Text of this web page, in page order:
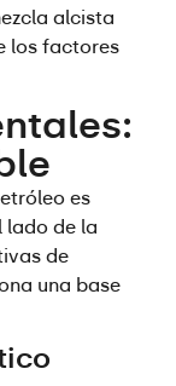
alcista
los factores
es
lado de la
de
una base